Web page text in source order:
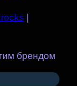
брендом